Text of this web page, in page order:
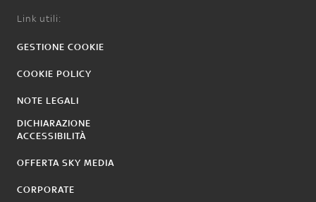
Link utili:
GESTIONE COOKIE
COOKIE POLICY
NOTE LEGALI
DICHIARAZIONE
ACCESSIBILITÀ
OFFERTA SKY MEDIA
CORPORATE